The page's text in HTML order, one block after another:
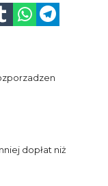
dopłat niż